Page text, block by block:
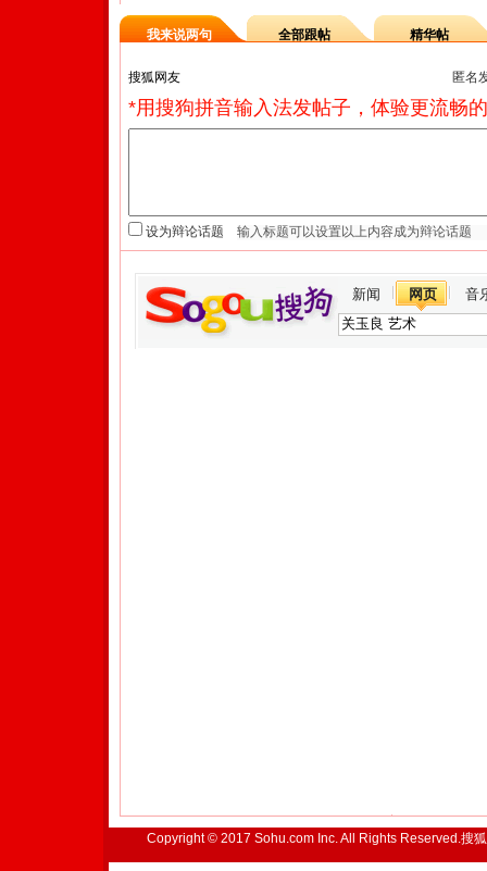
我来说两句 全部跟帖 精华帖
匿名
*用搜狗拼音输入法发帖子，体验更流畅
设为辩论话题
新闻 网页 音
Copyright © 2017 Sohu.com Inc. All Rights Reserved.搜